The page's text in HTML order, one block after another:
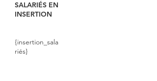
SALARIÉS EN
INSERTION
{insertion_sala
riés}